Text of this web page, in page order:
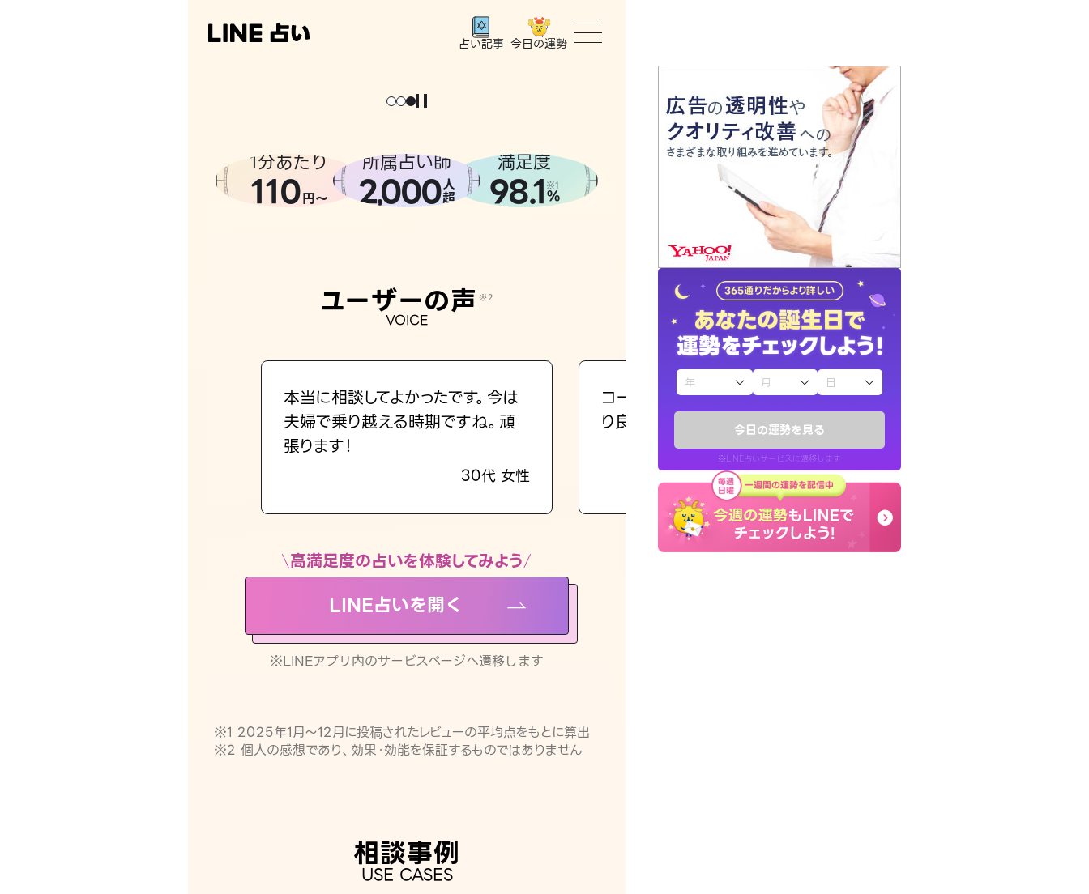
今日の運勢を見る
※LINE占いサービスに遷移します
占い記事 今日の運勢
トップ
ユーザーの声
占いの流れ
おすすめの占い師
よくある質問
えもじの子（占）12星座占い
お知らせ
。
1分あたり
110円〜
所属占い師
2,000人
超
満足度
98.1 ※1
%
ユーザーの声 ※2
VOICE
本当に相談してよかったです。今は
夫婦で乗り越える時期ですね。頑
張ります！
30代 女性
コーチのように占い結果を通してよ
り良くなる指針を提示してくれます。
30代 男性
高満足度の占いを体験してみよう
LINE占いを開く
※LINEアプリ内のサービスページへ遷移します
※1 2025年1月〜12月に投稿されたレビューの平均点をもとに算出
※2 個人の感想であり、効果・効能を保証するものではありません
相談事例
USE CASES